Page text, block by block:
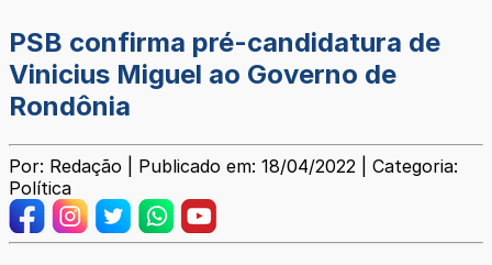
PSB confirma pré-candidatura de
Vinicius Miguel ao Governo de
Rondônia
Por: Redação | Publicado em: 18/04/2022 | Categoria:
Política